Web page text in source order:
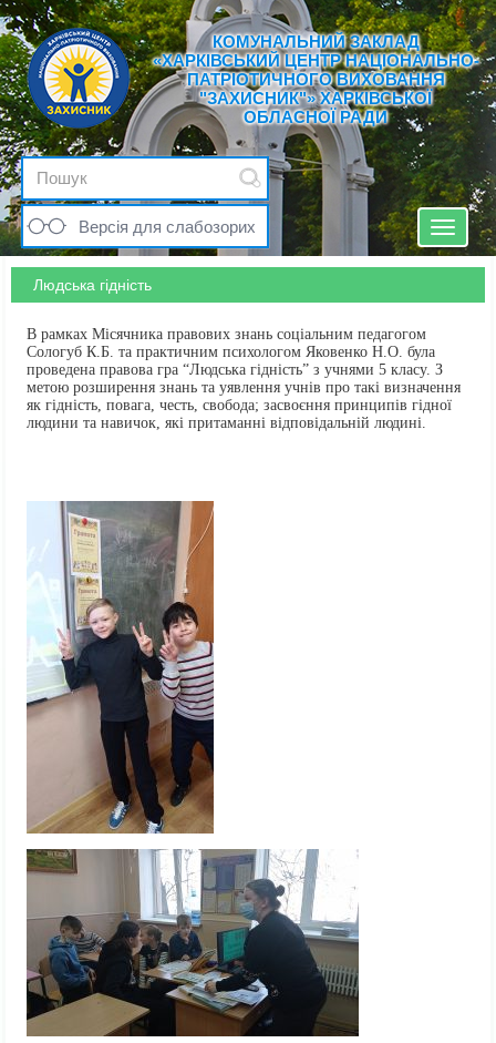
КОМУНАЛЬНИЙ ЗАКЛАД
«ХАРКІВСЬКИЙ ЦЕНТР НАЦІОНАЛЬНО-
ПАТРІОТИЧНОГО ВИХОВАННЯ
"ЗАХИСНИК"» ХАРКІВСЬКОЇ
ОБЛАСНОЇ РАДИ
Версія для слабозорих
Toggle
Людська гідність
В рамках Місячника правових знань соціальним педагогом
Сологуб К.Б. та практичним психологом Яковенко Н.О. була
проведена правова гра “Людська гідність” з учнями 5 класу. З
метою розширення знань та уявлення учнів про такі визначення
як гідність, повага, честь, свобода; засвоєння принципів гідної
людини та навичок, які притаманні відповідальній людині.